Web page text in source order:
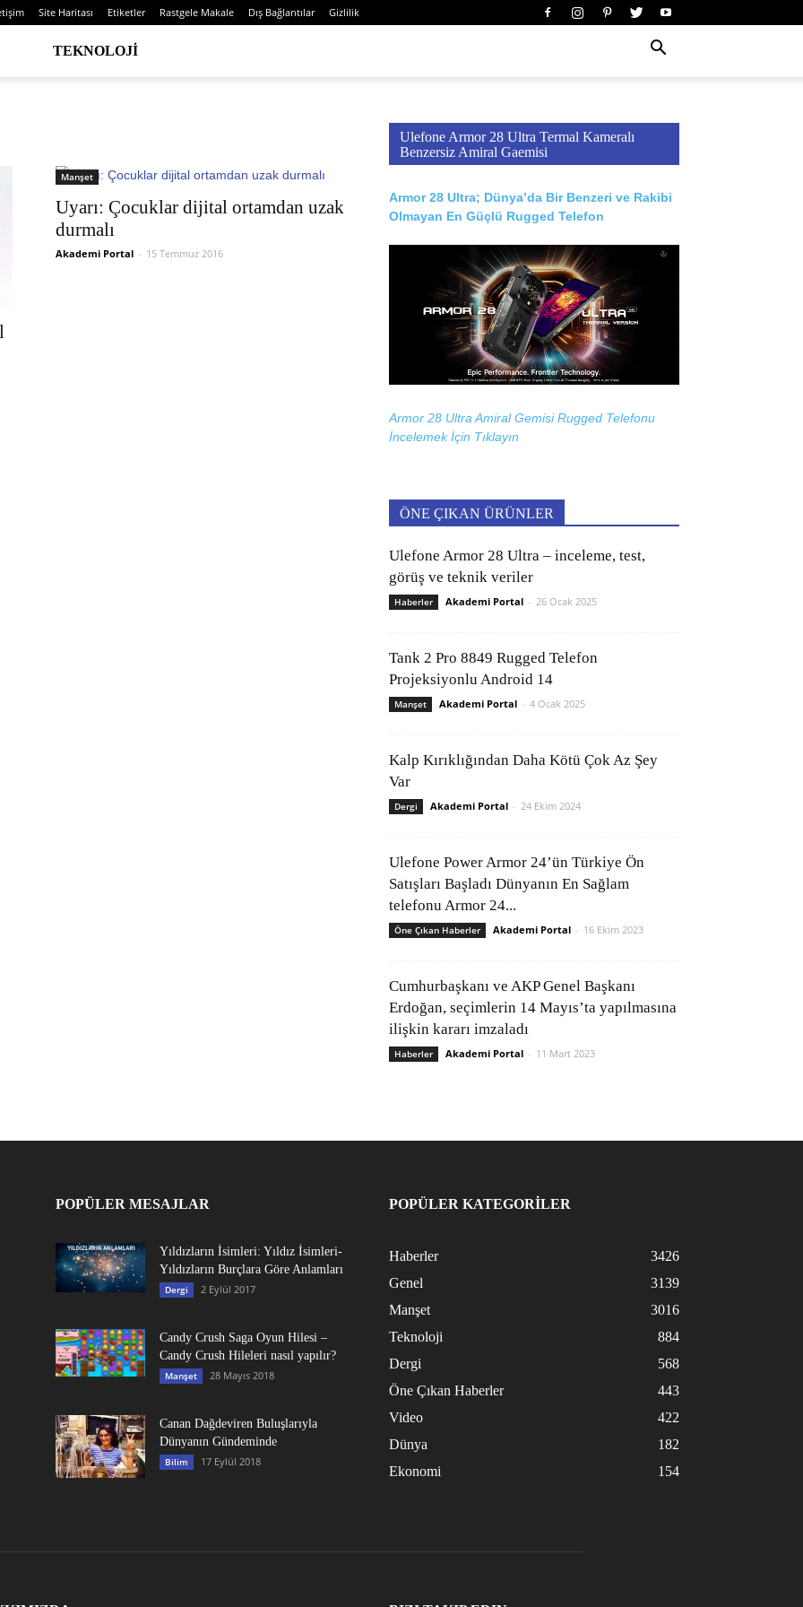
Site Haritası Etiketler Rastgele Makale Dış Bağlantılar Gizlilik
TEKNOLOJI
Manşet
Uyarı: Çocuklar dijital ortamdan uzak
durmalı
Akademi Portal - 15 Temmuz 2016
Ulefone Armor 28 Ultra Termal Kameralı
Benzersiz Amiral Gaemisi
Armor 28 Ultra; Dünya’da Bir Benzeri ve Rakibi
Olmayan En Güçlü Rugged Telefon
Armor 28 Ultra Amiral Gemisi Rugged Telefonu
İncelemek İçin Tıklayın
ÖNE ÇIKAN ÜRÜNLER
Ulefone Armor 28 Ultra – inceleme, test,
görüş ve teknik veriler
Haberler Akademi Portal - 26 Ocak 2025
Tank 2 Pro 8849 Rugged Telefon
Projeksiyonlu Android 14
Manşet Akademi Portal - 4 Ocak 2025
Kalp Kırıklığından Daha Kötü Çok Az Şey
Var
Dergi Akademi Portal - 24 Ekim 2024
Ulefone Power Armor 24’ün Türkiye Ön
Satışları Başladı Dünyanın En Sağlam
telefonu Armor 24...
Öne Çıkan Haberler Akademi Portal - 16 Ekim 2023
Cumhurbaşkanı ve AKP Genel Başkanı
Erdoğan, seçimlerin 14 Mayıs’ta yapılmasına
ilişkin kararı imzaladı
Haberler Akademi Portal - 11 Mart 2023
POPÜLER MESAJLAR
Yıldızların İsimleri: Yıldız İsimleri-
Yıldızların Burçlara Göre Anlamları
Dergi 2 Eylül 2017
Candy Crush Saga Oyun Hilesi –
Candy Crush Hileleri nasıl yapılır?
Manşet 28 Mayıs 2018
Canan Dağdeviren Buluşlarıyla
Dünyanın Gündeminde
Bilim 17 Eylül 2018
POPÜLER KATEGORİLER
Haberler
3426
Genel
3139
Manşet
3016
Teknoloji
884
Dergi
568
Öne Çıkan Haberler
443
Video
422
Dünya
182
Ekonomi
154